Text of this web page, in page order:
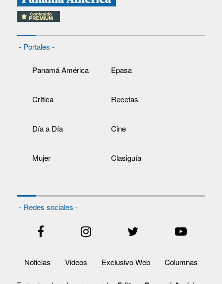
- Portales -
Panamá América Epasa
Crítica Recetas
Día a Día Cine
Mujer Clasiguía
- Redes sociales -
Noticias Videos Exclusivo Web Columnas